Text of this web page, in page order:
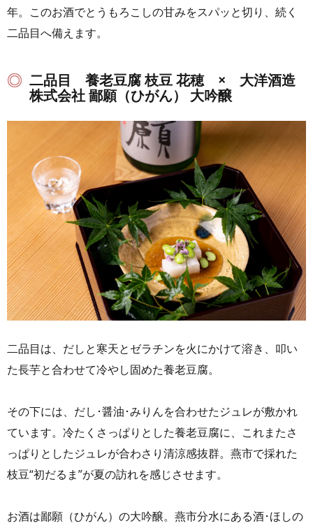
年。このお酒でとうもろこしの甘みをスパッと切り、続く
二品目へ備えます。
二品目 養老豆腐 枝豆 花穂 × 大洋酒造
株式会社 鄙願（ひがん） 大吟醸
二品目は、だしと寒天とゼラチンを火にかけて溶き、叩い
た長芋と合わせて冷やし固めた養老豆腐。
その下には、だし･醤油･みりんを合わせたジュレが敷かれ
ています。冷たくさっぱりとした養老豆腐に、これまたさ
っぱりとしたジュレが合わさり清涼感抜群。燕市で採れた
枝豆“初だるま”が夏の訪れを感じさせます。
お酒は鄙願（ひがん）の大吟醸。燕市分水にある酒･ほしの